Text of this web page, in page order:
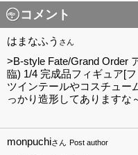
コメント
はまなふう さん
>B-style Fate/Grand Order
臨) 1/4 完成品フィギュア[
ツインテールやコスチュー
っかり造形してありますな
monpuchiさん Post author